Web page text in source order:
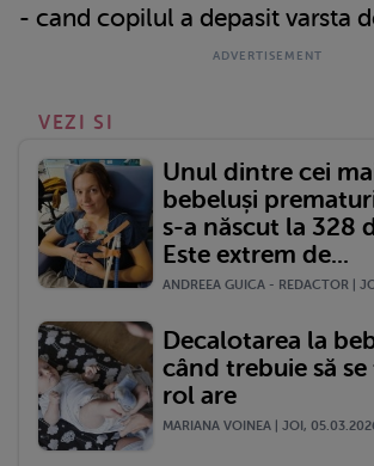
- cand copilul a depasit varsta
VEZI SI
Unul dintre cei
bebeluși
s-a născut la 328
Este extrem de...
ANDREEA GUICA - REDACTOR |
Decalotarea la
când trebuie să se
rol are
MARIANA VOINEA | JOI,